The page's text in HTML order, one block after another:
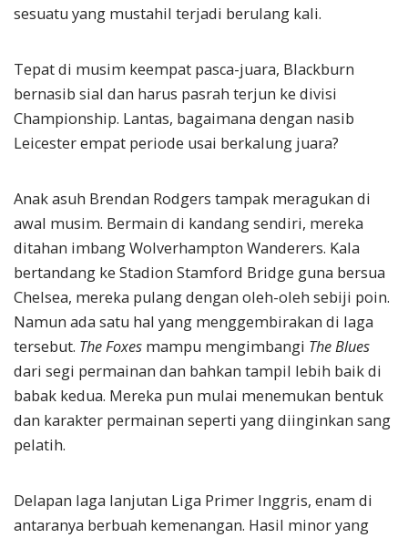
sesuatu yang mustahil terjadi berulang kali.
Tepat di musim keempat pasca-juara, Blackburn
bernasib sial dan harus pasrah terjun ke divisi
Championship. Lantas, bagaimana dengan nasib
Leicester empat periode usai berkalung juara?
Anak asuh Brendan Rodgers tampak meragukan di
awal musim. Bermain di kandang sendiri, mereka
ditahan imbang Wolverhampton Wanderers. Kala
bertandang ke Stadion Stamford Bridge guna bersua
Chelsea, mereka pulang dengan oleh-oleh sebiji poin.
Namun ada satu hal yang menggembirakan di laga
tersebut. The Foxes mampu mengimbangi The Blues
dari segi permainan dan bahkan tampil lebih baik di
babak kedua. Mereka pun mulai menemukan bentuk
dan karakter permainan seperti yang diinginkan sang
pelatih.
Delapan laga lanjutan Liga Primer Inggris, enam di
antaranya berbuah kemenangan. Hasil minor yang